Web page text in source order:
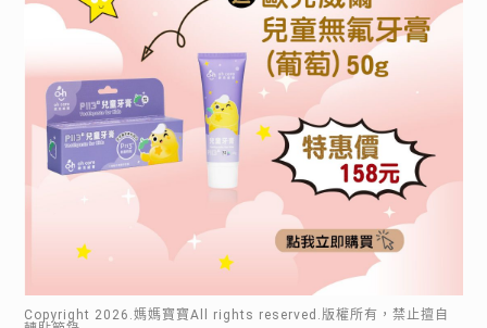
Copyright 2026 .媽媽寶寶All rights reserved.版權所有，禁止擅自